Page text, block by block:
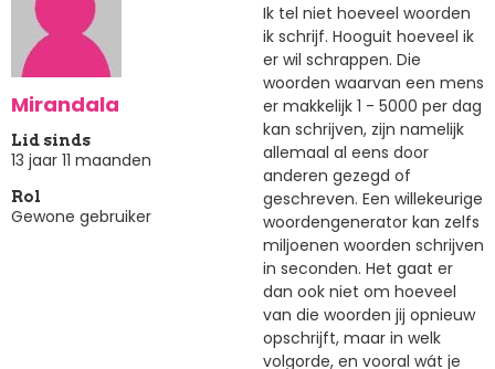
Mirandala
Lid sinds
13 jaar 11 maanden
Rol
Gewone gebruiker
Ik tel niet hoeveel woorden
ik schrijf. Hooguit hoeveel ik
er wil schrappen. Die
woorden waarvan een mens
er makkelijk 1 - 5000 per dag
kan schrijven, zijn namelijk
allemaal al eens door
anderen gezegd of
geschreven. Een willekeurige
woordengenerator kan zelfs
miljoenen woorden schrijven
in seconden. Het gaat er
dan ook niet om hoeveel
van die woorden jij opnieuw
opschrijft, maar in welk
volgorde, en vooral wát je